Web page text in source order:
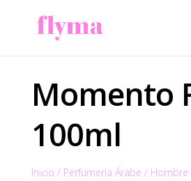
Momento
100ml
Inicio / Perfumería Árabe / Hombre